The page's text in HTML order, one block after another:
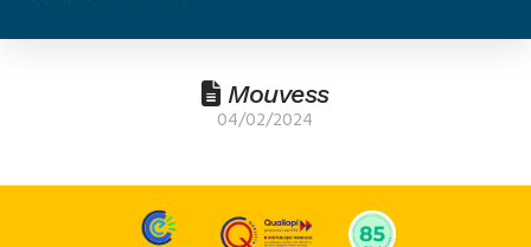
Mouvess
04/02/2024